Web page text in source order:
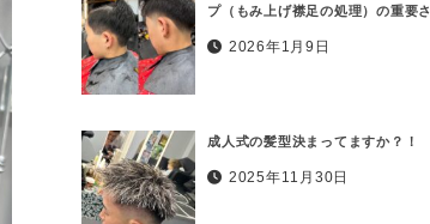
プ（もみ上げ襟足の処理）の重要さ
2026年1月9日
成人式の髪型決まってますか？！
2025年11月30日